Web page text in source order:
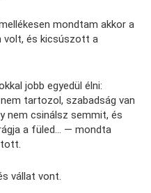
mondtam akkor a
volt, és kicsúszott a
jobb egyedül élni:
tartozol, szabadság van
nem csinálsz semmit, és
a füled… — mondta
vállat vont.